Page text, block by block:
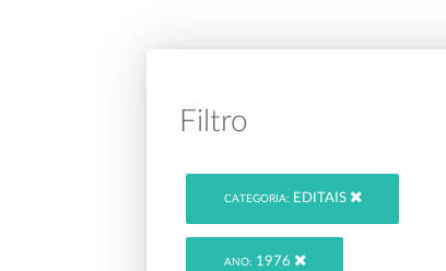
Filtro
CATEGORIA: EDITAIS
ANO: 1976